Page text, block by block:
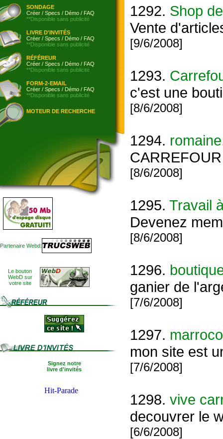
SONDAGE
Créer / Specs / Démo / FAQ
**Disponible sans publicité
LIVRE D'INVITÉS
Créer / Specs / Démo / FAQ
**Disponible sans publicité
RÉFÉREUR
Créer / Specs / Démo / FAQ
**Disponible sans publicité
FORM-2-EMAIL
Créer / Specs / Démo / FAQ
**Disponible sans publicité
MOTEUR DE RECHERCHE
Partenaire Webd:
Le bouton
WebD sur
votre site
Signez notre
livre d'invités
1292. Shop
Vente
[9/6/2008]
1293.
c'est une
[8/6/2008]
1294.
[8/6/2008]
1295. Travail
Devenez
[8/6/2008]
1296.
ganier de
[7/6/2008]
1297.
mon site est
[7/6/2008]
1298. vive
decouvrer le
[6/6/2008]